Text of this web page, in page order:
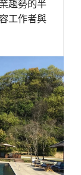
趨勢的半
工作者與